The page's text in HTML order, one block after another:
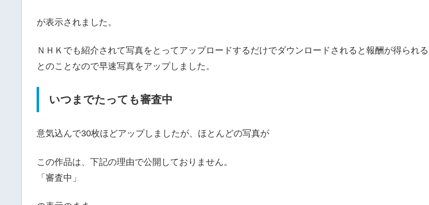
が表示されました。
ＮＨＫでも紹介されて写真をとってアップロードするだけでダウンロードされると報酬が得られる
とのことなので早速写真をアップしました。
いつまでたっても審査中
意気込んで30枚ほどアップしましたが、ほとんどの写真が
この作品は、下記の理由で公開しておりません。
「審査中」